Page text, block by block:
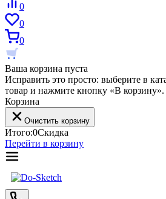
0
0
0
Ваша корзина пуста
Исправить это просто: выберите в
товар и нажмите кнопку «В корзину».
Корзина
Очистить корзину
Итого:0Скидка
Перейти в корзину